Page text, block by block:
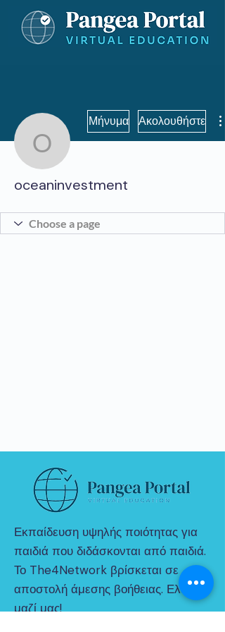
oceaninvestment
Μήνυμα Ακολουθήστε
oceaninvestment
Εκπαίδευση υψηλής ποιότητας για
παιδιά που διδάσκονται από παιδιά.
Το The4Network βρίσκεται σε
αποστολή άμεσης βοήθειας. Ελα
μαζί μας!